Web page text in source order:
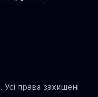
. Усі права захищені